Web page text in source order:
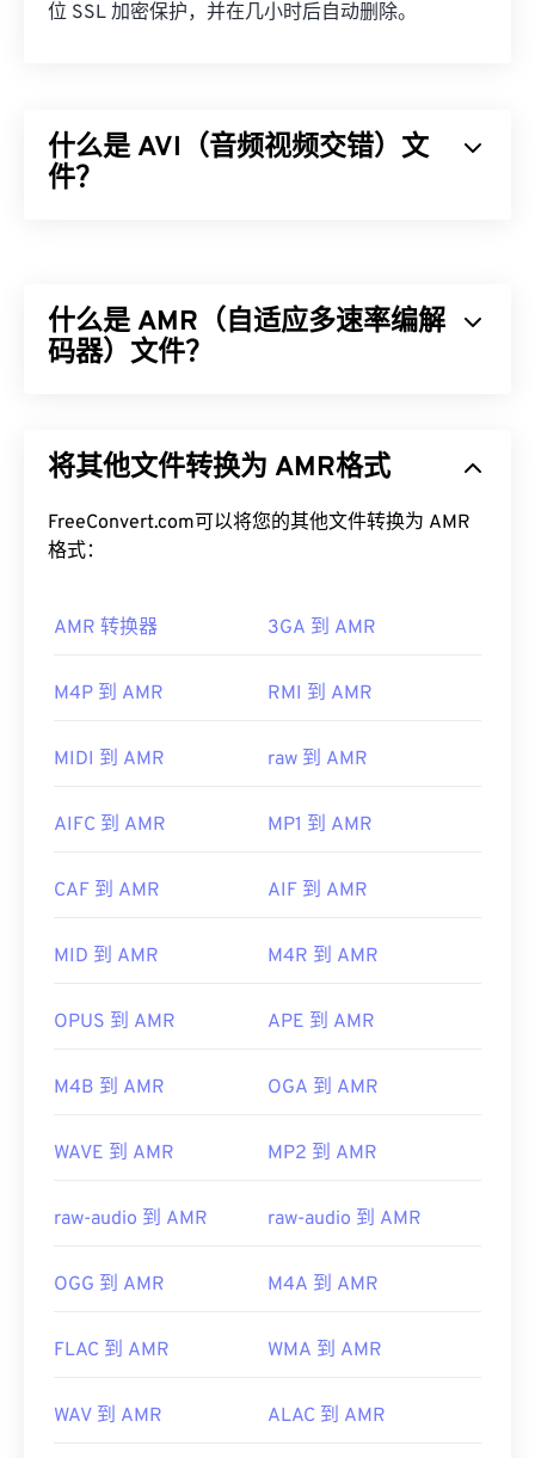
位 SSL 加密保护，并在几小时后自动删除。
什么是 AVI（音频视频交错）文
件？
菜单、流媒体、附件和 3D 容器。
AVI 文件的另一种方法是使用与操作系统兼容的
Microsoft Windows Media Player
版本。
虽然AVI文件针对互联网进行了优化，但硬件播放器
也支持它们。如果 AVI 文件无法打开，请使用
开发者：微软
有用的链接：
https://en.wikipedia.org/wiki/Audio_Video_Interleave
什么是 AMR（自适应多速率编解
码器）文件？
此非常适合语音录制和广播。它常用于全球移动通信
如何打开 AMR 文件？
数3G 移动设备都可以打开它们。AMR 也可以使用
来打开。
可以打开 AMR 文件。您可以从SourceForge.net
且主要处理窄带信号，因此不适合用于音乐文件。
首次发行：1999年
Rate_audio_codec
将其他文件转换为 AMR格式
FreeConvert.com可以将您的其他文件转换为 AMR
格式：
AMR 转换器 3GA 到 AMR
M4P 到 AMR RMI 到 AMR
MIDI 到 AMR raw 到 AMR
AIFC 到 AMR MP1 到 AMR
CAF 到 AMR AIF 到 AMR
MID 到 AMR M4R 到 AMR
OPUS 到 AMR APE 到 AMR
M4B 到 AMR OGA 到 AMR
WAVE 到 AMR MP2 到 AMR
raw-audio 到 AMR raw-audio 到 AMR
OGG 到 AMR M4A 到 AMR
FLAC 到 AMR WMA 到 AMR
WAV 到 AMR ALAC 到 AMR